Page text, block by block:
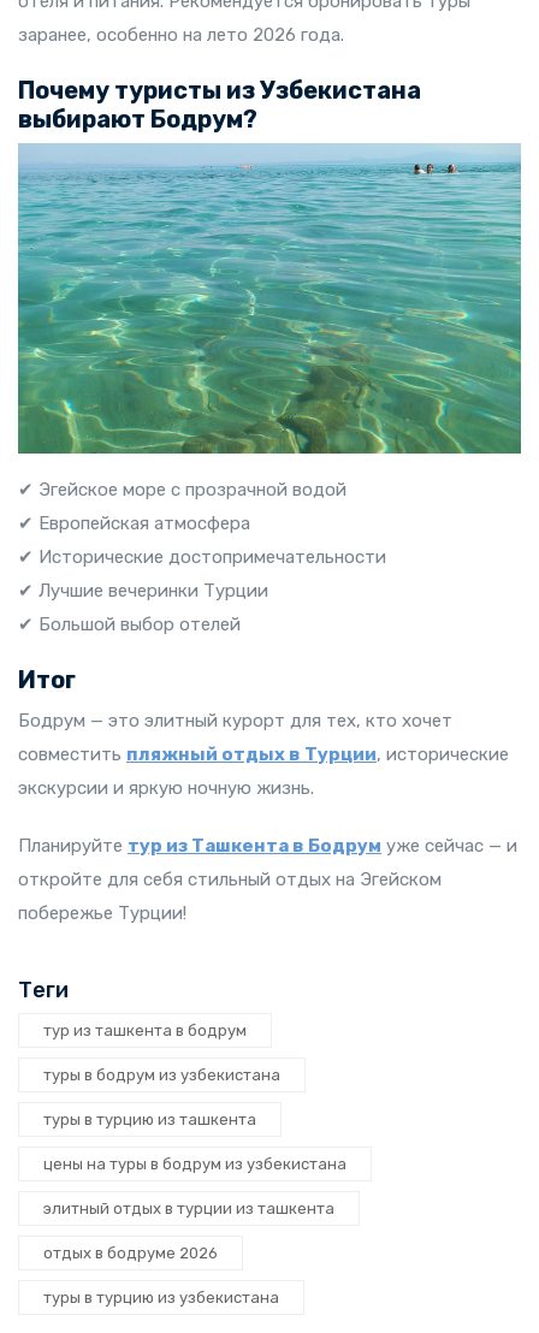
заранее, особенно на лето 2026 года.
Почему туристы из Узбекистана
выбирают Бодрум?
✔ Эгейское море с прозрачной водой
✔ Европейская атмосфера
✔ Исторические достопримечательности
✔ Лучшие вечеринки Турции
✔ Большой выбор отелей
Итог
Бодрум — это элитный курорт для тех, кто хочет
совместить пляжный отдых в Турции, исторические
экскурсии и яркую ночную жизнь.
Планируйте тур из Ташкента в Бодрум уже сейчас — и
откройте для себя стильный отдых на Эгейском
побережье Турции!
Теги
тур из ташкента в бодрум
туры в бодрум из узбекистана
туры в турцию из ташкента
цены на туры в бодрум из узбекистана
элитный отдых в турции из ташкента
отдых в бодруме 2026
туры в турцию из узбекистана